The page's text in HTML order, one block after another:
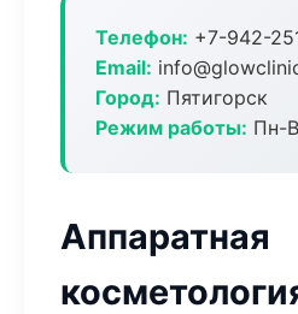
Телефон: +7-942-
Email:
Город: Пятигорск
Режим работы: Пн-
Аппаратная